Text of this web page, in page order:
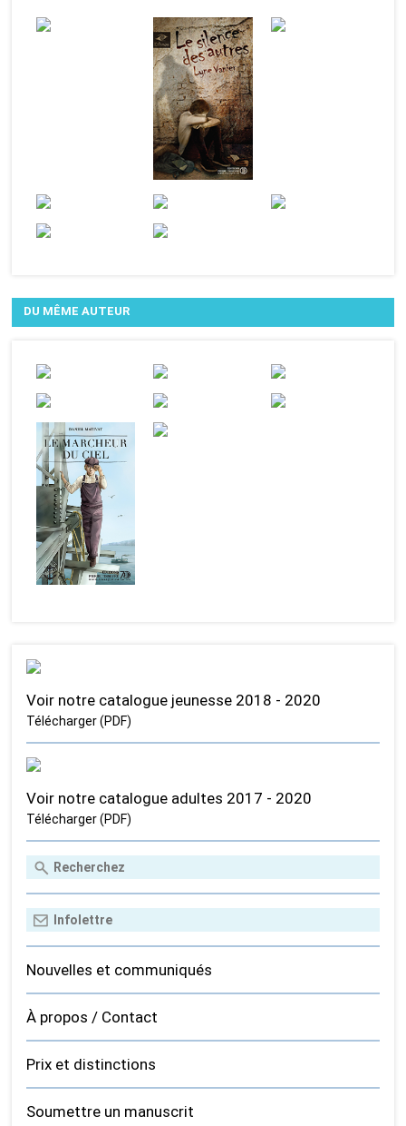
DU MÊME AUTEUR
Voir notre catalogue jeunesse 2018 - 2020
Télécharger (PDF)
Voir notre catalogue adultes 2017 - 2020
Télécharger (PDF)
Nouvelles et communiqués
À propos / Contact
Prix et distinctions
Soumettre un manuscrit